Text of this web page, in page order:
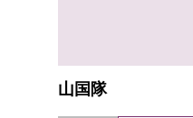
山国隊